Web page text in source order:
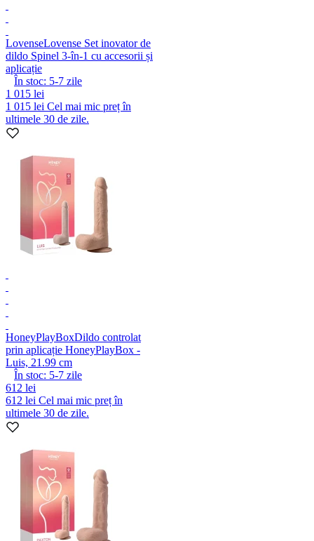
LovenseLovense Set inovator de
dildo Spinel 3-în-1 cu accesorii și
aplicație
În stoc: 5-7 zile
1 015 lei
1 015 lei Cel mai mic preț în
ultimele 30 de zile.
HoneyPlayBoxDildo controlat
prin aplicație HoneyPlayBox -
Luis, 21.99 cm
În stoc: 5-7 zile
612 lei
612 lei Cel mai mic preț în
ultimele 30 de zile.